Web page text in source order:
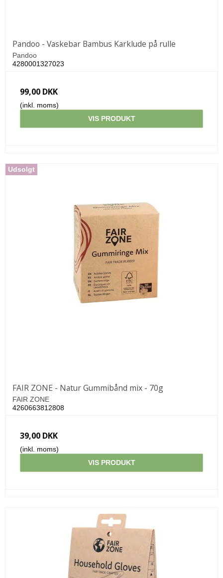
Pandoo - Vaskebar Bambus Karklude på rulle
Pandoo
4280001327023
99,00 DKK
(inkl. moms)
VIS PRODUKT
Udsolgt
FAIR ZONE - Natur Gummibånd mix - 70g
FAIR ZONE
4260663812808
39,00 DKK
(inkl. moms)
VIS PRODUKT